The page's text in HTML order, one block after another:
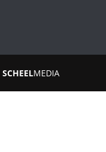
SCHEELMEDIA